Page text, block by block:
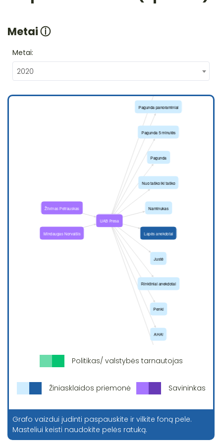
Metaiⓘ
Metai:
2020
Politikas/ valstybės tarnautojas
Žiniasklaidos priemonė Savininkas
Grafo vaizdui judinti paspauskite ir vilkite foną pele.
Masteliui keisti naudokite pelės ratuką.